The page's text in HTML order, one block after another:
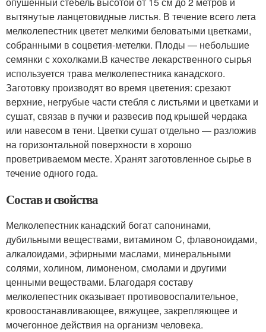
вытянутые ланцетовидные листья. В течение всего лета
мелколепестник цветет мелкими беловатыми цветками,
собранными в соцветия-метелки. Плоды — небольшие
семянки с хохолками.В качестве лекарственного сырья
используется трава мелколепестника канадского.
Заготовку производят во время цветения: срезают
верхние, негрубые части стебля с листьями и цветками и
сушат, связав в пучки и развесив под крышей чердака
или навесом в тени. Цветки сушат отдельно — разложив
на горизонтальной поверхности в хорошо
проветриваемом месте. Хранят заготовленное сырье в
течение одного года.
Состав и свойства
Мелколепестник канадский богат сапонинами,
дубильными веществами, витамином C, флавоноидами,
алкалоидами, эфирными маслами, минеральными
солями, холином, лимоненом, смолами и другими
ценными веществами. Благодаря составу
мелколепестник оказывает противовоспалительное,
кровоостанавливающее, вяжущее, закрепляющее и
мочегонное действия на организм человека.